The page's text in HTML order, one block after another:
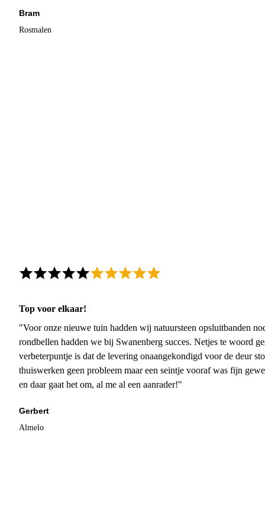
Bram
Rosmalen
Top voor elkaar!
"Voor onze nieuwe tuin hadden wij natuursteen opsluitbanden
rondbellen hadden we bij Swanenberg succes. Netjes te woord
verbeterpuntje is dat de levering onaangekondigd voor de deur
thuiswerken geen probleem maar een seintje vooraf was fijn
en daar gaat het om, al me al een aanrader!"
Gerbert
Almelo